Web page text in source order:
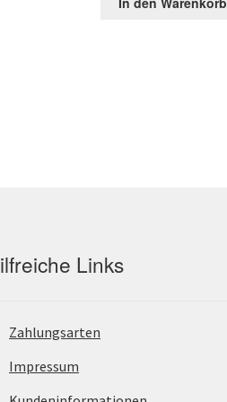
war:
ist:
Links
Zahlungsarten
Impressum